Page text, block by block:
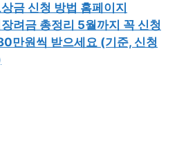
금 신청 방법 홈페이지
려금 총정리 5월까지 꼭 신청
만원씩 받으세요 (기준, 신청